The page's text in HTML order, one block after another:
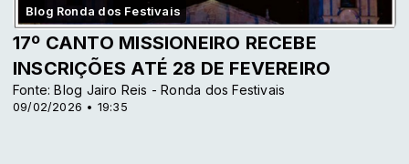
Blog Ronda dos Festivais
09/02/2026 • 19:35
17º CANTO MISSIONEIRO RECEBE
INSCRIÇÕES ATÉ 28 DE FEVEREIRO
Fonte: Blog Jairo Reis - Ronda dos Festivais